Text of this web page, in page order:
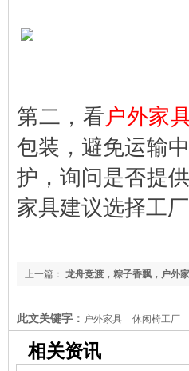
第二，看户外家
包装，避免运输
护，询问是否提
家具建议选择工
上一篇： 龙舟竞渡，粽子香飘，户外
此文关键字： 户外家具 休闲椅工厂
相关资讯